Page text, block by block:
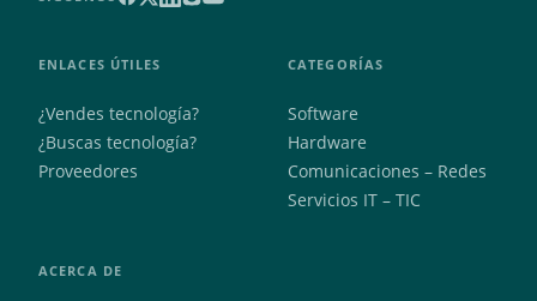
ENLACES ÚTILES
¿Vendes tecnología?
¿Buscas tecnología?
Proveedores
CATEGORÍAS
Software
Hardware
Comunicaciones – Redes
Servicios IT – TIC
ACERCA DE